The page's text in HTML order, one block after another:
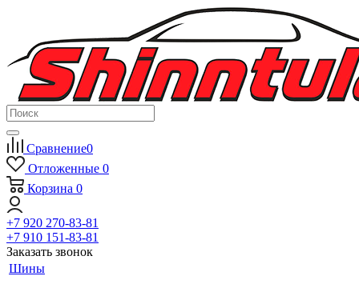
Сравнение0
Отложенные 0
Корзина 0
+7 920 270-83-81
+7 910 151-83-81
Заказать звонок
Шины